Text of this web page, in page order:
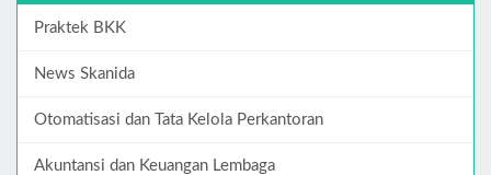
Praktek BKK
News Skanida
Otomatisasi dan Tata Kelola Perkantoran
Akuntansi dan Keuangan Lembaga